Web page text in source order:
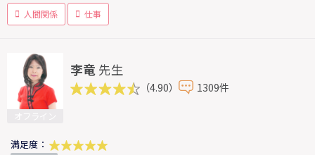
人間関係 仕事
李竜 先生
（4.90） 1309件
満足度：